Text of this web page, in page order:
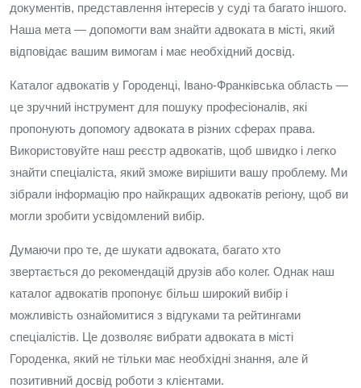
документів, представлення інтересів у суді та багато іншого.
Наша мета — допомогти вам знайти адвоката в місті, який
відповідає вашим вимогам і має необхідний досвід.
Каталог адвокатів у Городенці, Івано-Франківська область —
це зручний інструмент для пошуку професіоналів, які
пропонують допомогу адвоката в різних сферах права.
Використовуйте наш реєстр адвокатів, щоб швидко і легко
знайти спеціаліста, який зможе вирішити вашу проблему. Ми
зібрали інформацію про найкращих адвокатів регіону, щоб ви
могли зробити усвідомлений вибір.
Думаючи про те, де шукати адвоката, багато хто
звертається до рекомендацій друзів або колег. Однак наш
каталог адвокатів пропонує більш широкий вибір і
можливість ознайомитися з відгуками та рейтингами
спеціалістів. Це дозволяє вибрати адвоката в місті
Городенка, який не тільки має необхідні знання, але й
позитивний досвід роботи з клієнтами.